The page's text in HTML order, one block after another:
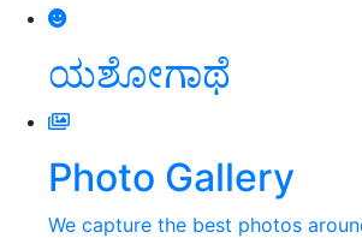
ಯಶೋಗಾಥೆ
Photo Gallery
We capture the best photos